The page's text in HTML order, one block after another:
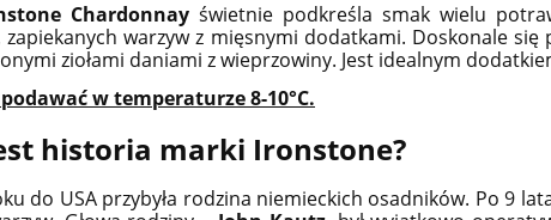
Chardonnay świetnie podkreśla smak wielu
warzyw z mięsnymi dodatkami. Doskonale się
ziołami daniami z wieprzowiny. Jest idealnym
w temperaturze 8-10°C.
historia marki Ironstone?
do USA przybyła rodzina niemieckich osadników. Po 9